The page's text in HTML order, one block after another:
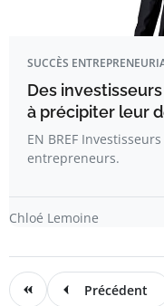
SUCCÈS
Des
à précipiter leur
EN BREF
entrepreneurs.
Chloé Lemoine
Précédent